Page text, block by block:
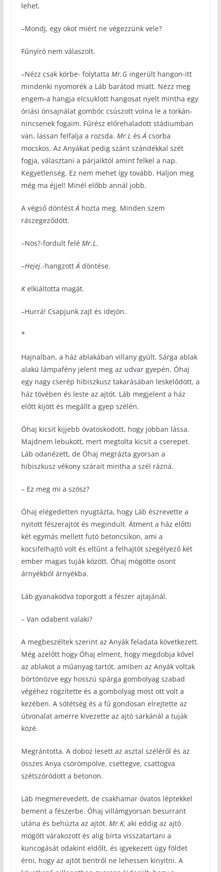
lehet.
–Mondj, egy okot miért ne végezzünk vele?
Fűnyíró nem válaszolt.
–Nézz csak körbe- folytatta Mr.G ingerült hangon-itt
mindenki nyomorék a Láb barátod miatt. Nézz meg
engem-a hangja elcsuklott hangosat nyelt mintha egy
óriási önsajnálat gombóc csúszott volna le a torkán-
nincsenek fogaim. Fűrész előrehaladott stádiumban
van, lassan felfalja a rozsda. Mr.L és Á csorba
mocskos. Az Anyákat pedig szánt szándékkal szét
fogja, választani a párjaiktól amint felkel a nap.
Kegyetlenség. Ez nem mehet így tovább. Haljon meg
még ma éjjel! Minél előbb annál jobb.
A végső döntést Áhozta meg. Minden szem
rászegeződött.
–Nos?-fordult felé Mr.L .
–Hejej.-hangzott Ádöntése.
Kelkiáltotta magát.
–Hurrá! Csapjunk zajt és idejön.
*
Hajnalban, a ház ablakában villany gyúlt. Sárga ablak
alakú lámpafény jelent meg az udvar gyepén. Óhaj
egy nagy cserép hibiszkusz takarásában leskelődött, a
ház tövében és leste az ajtót. Láb megjelent a ház
előtt kijött és megállt a gyep szélén.
Óhaj kicsit kijjebb óvatoskodott, hogy jobban lássa.
Majdnem lebukott, mert megtolta kicsit a cserepet.
Láb odanézett, de Óhaj megrázta gyorsan a
hibiszkusz vékony szárait mintha a szél rázná.
– Ez meg mi a szösz?
Óhaj elégedetten nyugtázta, hogy Láb észrevette a
nyitott fészerajtót és megindult. Átment a ház előtti
két egymás mellett futó betoncsíkon, ami a
kocsifelhajtó volt és eltűnt a felhajtót szegélyező két
ember magas tuják között. Óhaj mögötte osont
árnyékból árnyékba.
Láb gyanakodva toporgott a fészer ajtajánál.
– Van odabent valaki?
A megbeszéltek szerint az Anyák feladata következett.
Még azelőtt hogy Óhaj elment, hogy megdobja kővel
az ablakot a műanyag tartót, amiben az Anyák voltak
börtönözve egy hosszú spárga gombolyag szabad
végéhez rögzítette és a gombolyag most ott volt a
kezében. A sötétség és a fű gondosan elrejtette az
útvonalat amerre kivezette az ajtó sarkánál a tuják
közé.
Megrántotta. A doboz lesett az asztal széléről és az
összes Anya csörömpölve, csettegve, csattogva
szétszóródott a betonon.
Láb megmerevedett, de csakhamar óvatos léptekkel
bement a fészerbe. Óhaj villámgyorsan besurrant
utána és behúzta az ajtót. Mr.K, aki eddig az ajtó
mögött várakozott és alig bírta visszatartani a
kuncogását odakint eldőlt, és igyekezett úgy földet
érni, hogy az ajtót bentről ne lehessen kinyitni. A